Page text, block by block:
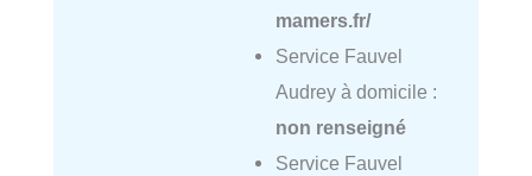
mamers.fr/
Service Fauvel
Audrey à domicile :
non renseigné
Service Fauvel